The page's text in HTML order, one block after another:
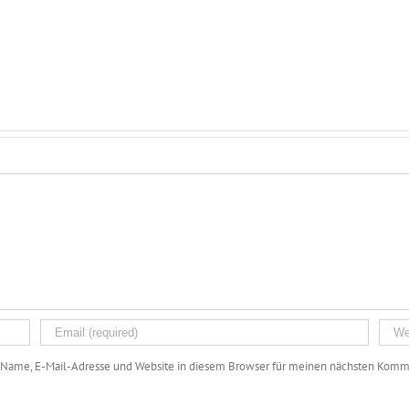
Name, E-Mail-Adresse und Website in diesem Browser für meinen nächsten